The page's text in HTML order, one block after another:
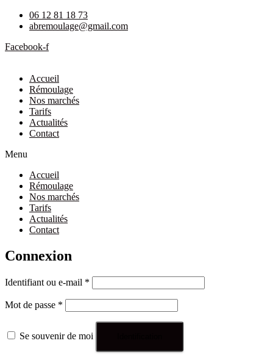
06 12 81 18 73
abremoulage@gmail.com
Facebook-f
Accueil
Rémoulage
Nos marchés
Tarifs
Actualités
Contact
Menu
Accueil
Rémoulage
Nos marchés
Tarifs
Actualités
Contact
Connexion
Identifiant ou e-mail *
Mot de passe *
Se souvenir de moi